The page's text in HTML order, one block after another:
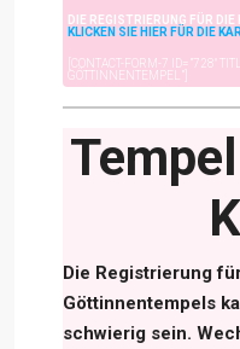
DIE REGISTRIERUNG FÜR
KLICKEN SIE HIER FÜR DIE
[CONTACT-FORM-7 ID=”728″
GÖTTINNENTEMPEL”]
Die Registrierung
Göttinnentempels
schwierig sein.